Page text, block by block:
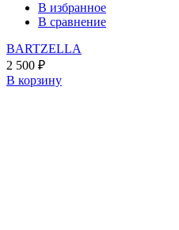
В избранное
В сравнение
BARTZELLA
2 500 ₽
В корзину